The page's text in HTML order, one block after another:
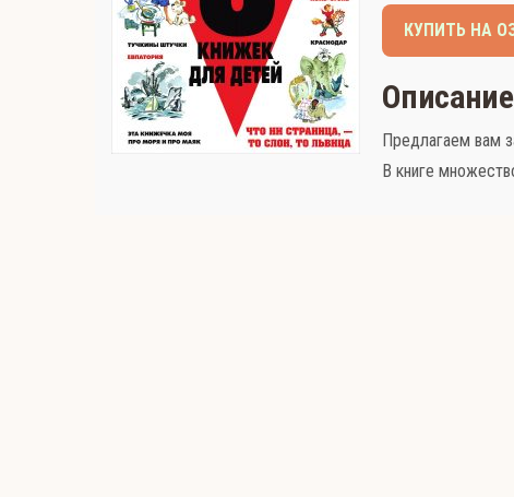
КУПИТЬ НА
Описание
Предлагаем вам
В книге